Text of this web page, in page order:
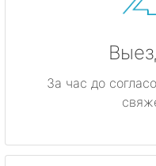
За час до